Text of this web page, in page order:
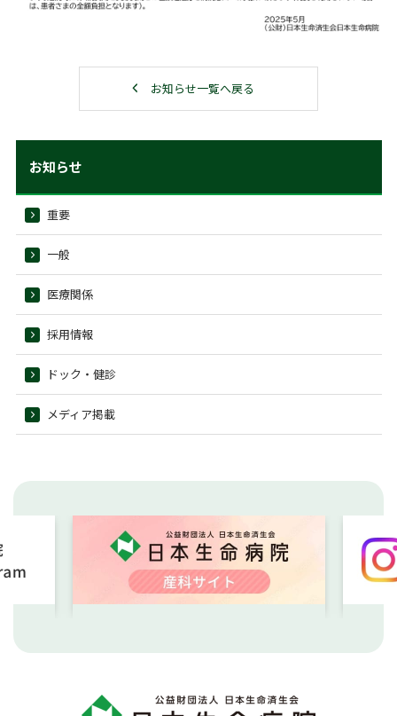
お知らせ一覧へ戻る
お知らせ
重要
一般
医療関係
採用情報
ドック・健診
メディア掲載